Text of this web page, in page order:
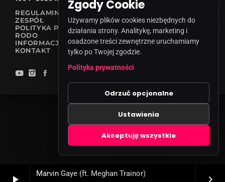
play_arrow
Marvin Gaye (ft. Meghan Trainor)
keyboard_arrow_right
REGULAMIN KONKURSÓW
ZESPÓŁ
POLITYKA PRYWATNOŚCI
RODO
INFORMACJA O NADAWCY
KONTAKT
Zgody Cookie
Używamy plików cookies niezbędnych do
działania strony. Analitykę, marketing i
osadzone treści zewnętrzne uruchamiamy
tylko po Twojej zgodzie.
Polityka prywatności
Odrzuć opcjonalne
Ustawienia
Akceptuję wszystkie
Zgody cookies